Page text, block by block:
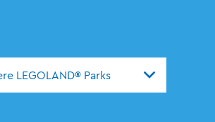
LEGOLAND® Parks